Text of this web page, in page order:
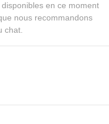
en ce moment
nous recommandons
chat.